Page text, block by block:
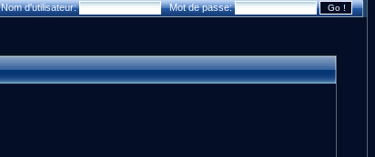
Nom d'utilisateur: Mot de passe: